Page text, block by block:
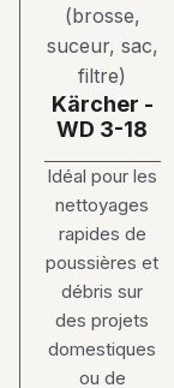
Kärcher -
WD 3-18
Idéal pour les
nettoyages
rapides de
poussières et
débris sur
des projets
domestiques
ou de